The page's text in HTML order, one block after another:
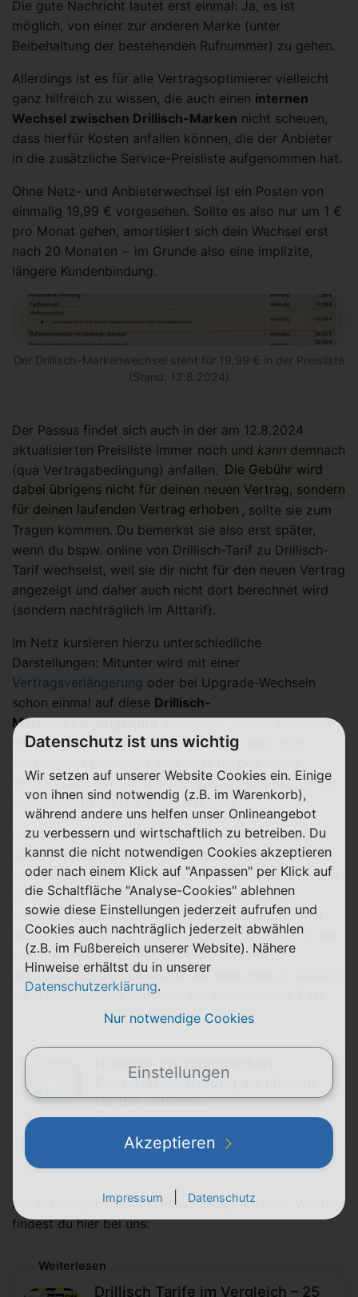
Die gute Nachricht lautet erst einmal: Ja, es ist
möglich, von einer zur anderen Marke (unter
Beibehaltung der bestehenden Rufnummer) zu gehen.
Allerdings ist es für alle Vertragsoptimierer vielleicht
ganz hilfreich zu wissen, die auch einen internen
Wechsel zwischen Drillisch-Marken nicht scheuen,
dass hierfür Kosten anfallen können, die der Anbieter
in die zusätzliche Service-Preisliste aufgenommen hat.
Ohne Netz- und Anbieterwechsel ist ein Posten von
einmalig 19,99 € vorgesehen. Sollte es also nur um 1 €
pro Monat gehen, amortisiert sich dein Wechsel erst
nach 20 Monaten − im Grunde also eine implizite,
längere Kundenbindung.
Der Drillisch-Markenwechsel steht für 19,99 € in der Preisliste
(Stand: 12.8.2024)
Der Passus findet sich auch in der am 12.8.2024
aktualisierten Preisliste immer noch und kann demnach
(qua Vertragsbedingung) anfallen. Die Gebühr wird
dabei übrigens nicht für deinen neuen Vertrag, sondern
für deinen laufenden Vertrag erhoben , sollte sie zum
Tragen kommen. Du bemerkst sie also erst später,
wenn du bspw. online von Drillisch-Tarif zu Drillisch-
Tarif wechselst, weil sie dir nicht für den neuen Vertrag
angezeigt und daher auch nicht dort berechnet wird
(sondern nachträglich im Alttarif).
Im Netz kursieren hierzu unterschiedliche
Darstellungen: Mitunter wird mit einer
Vertragsverlängerung oder bei Upgrade-Wechseln
schon einmal auf diese Drillisch-
Markenwechselgebührverzichtet, andere wiederum
berichten, dass bei Laufzeit-Verträgen auch eine
Vertrag dann ein zur Anschlussgebühr umetikettierter
Markenwechsel-Preis angesetzt wird.
Das alles wäre aber Kunden-individuell und ist durch
deine persönliche Vertragskonstellation bzw. dein
Verhandlungsgeschick bedingt. Die Norm ist: Die rund
20 € fallen an, sodass du dir hier einen solchen
Wechsel gut durchrechnen solltest oder erst einmal
eineZwischenportierung zum Parken der Nummer
einem anderen Anbieter, der nicht Drillisch ist,
anstrebst, um danach wieder als Neukunde zu Drillisch
zurückzuwechseln (natürlich der aufwendigere Fall).
Nummer zwischenparken:
Zwischenportierung als Lösung
für die »interne«
Rufnummernmitnahme
Die aktuell günstigsten Drillisch-Angebote der Woche
findest du hier bei uns:
Weiterlesen
Drillisch Tarife im Vergleich – 25
Datenschutz ist uns wichtig
Wir setzen auf unserer Website Cookies ein. Einige
von ihnen sind notwendig (z.B. im Warenkorb),
während andere uns helfen unser Onlineangebot
zu verbessern und wirtschaftlich zu betreiben. Du
kannst die nicht notwendigen Cookies akzeptieren
oder nach einem Klick auf "Anpassen" per Klick auf
die Schaltfläche "Analyse-Cookies" ablehnen
sowie diese Einstellungen jederzeit aufrufen und
Cookies auch nachträglich jederzeit abwählen
(z.B. im Fußbereich unserer Website). Nähere
Hinweise erhältst du in unserer
Datenschutzerklärung.
Nur notwendige Cookies
Einstellungen
Akzeptieren
Impressum Datenschutz